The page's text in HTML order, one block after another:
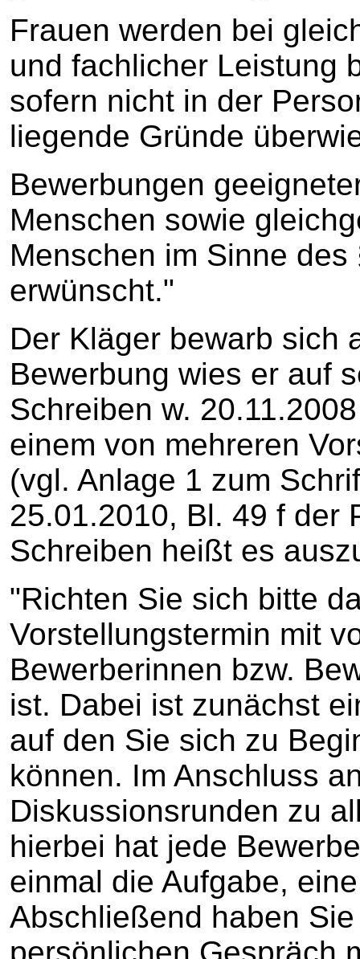
Frauen werden bei
und fachlicher Leistung
sofern nicht in der
liegende Gründe
Bewerbungen
Menschen sowie
Menschen im Sinne
erwünscht."
Der Kläger bewarb sich
Bewerbung wies er auf
Schreiben w.
einem von mehreren
(vgl. Anlage 1 zum
25.01.2010, Bl. 49 f der
Schreiben heißt es
"Richten Sie sich bitte
Vorstellungstermin mit
Bewerberinnen bzw.
ist. Dabei ist zunächst
auf den Sie sich zu
können. Im Anschluss
Diskussionsrunden zu
hierbei hat jede
einmal die Aufgabe,
Abschließend haben
persönlichen Gespräch